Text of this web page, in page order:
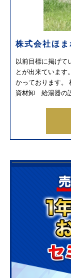
株式会社ほま
以前目標に掲げて
とが出来ています
かっております。
資材卸 給湯器の設